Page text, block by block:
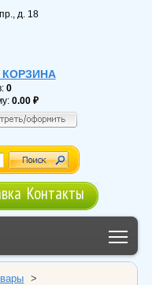
д. 18
0
0.00
Контакты
>